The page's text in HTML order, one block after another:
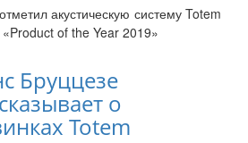
акустическую систему Totem
of the Year 2019»
Бруццезе
о
Totem